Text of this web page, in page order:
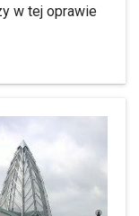
w tej oprawie